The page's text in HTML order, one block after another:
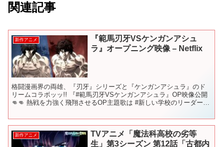
関連記事
新作アニメ
『範馬刃牙VSケンガンアシュ
ラ』オープニング映像 – Netflix
格闘漫画界の両雄、『刃牙』シリーズと『ケンガンアシュラ』のド
リームコラボッッ!! 『#範馬刃牙VSケンガンアシュラ』OP映像公開
👊👊 熱戦を力強く飛翔させるOP主題歌は #新しい学校のリーダーズ
新作アニメ
TVアニメ「魔法科高校の劣等
生」第3シーズン 第12話「古都内